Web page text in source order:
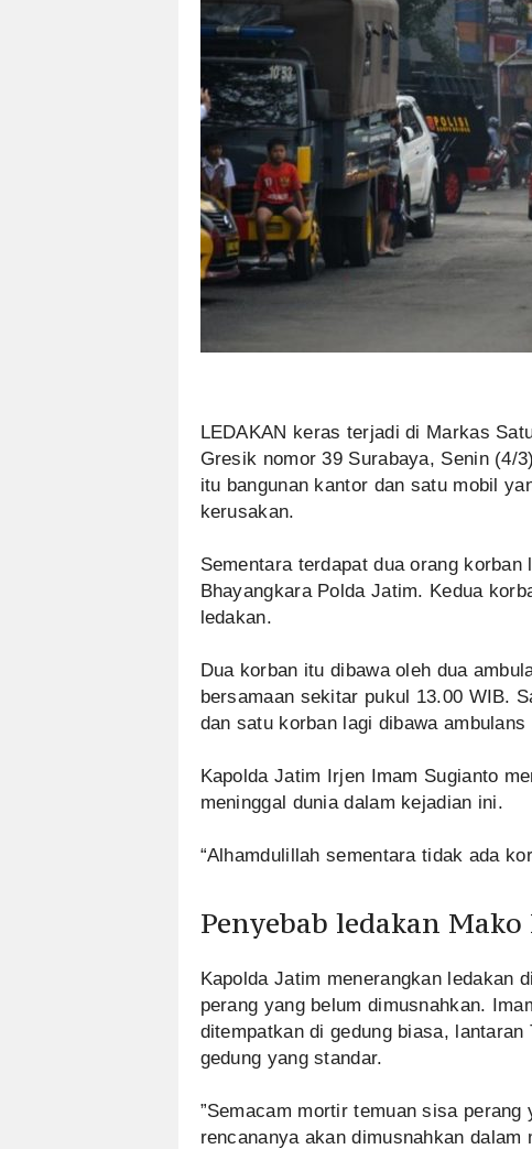
LEDAKAN keras terjadi di Markas
Gresik nomor 39 Surabaya, Senin (4/
itu bangunan kantor dan satu mobil
kerusakan.
Sementara terdapat dua orang
Bhayangkara Polda Jatim. Kedua
ledakan.
Dua korban itu dibawa oleh dua
bersamaan sekitar pukul 13.00 WIB.
dan satu korban lagi dibawa ambulans
Kapolda Jatim Irjen Imam Sugianto
meninggal dunia dalam kejadian ini.
“Alhamdulillah sementara tidak ada
Penyebab ledakan
Kapolda Jatim menerangkan ledakan
perang yang belum dimusnahkan.
ditempatkan di gedung biasa,
gedung yang standar.
”Semacam mortir temuan sisa
rencananya akan dimusnahkan